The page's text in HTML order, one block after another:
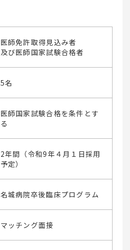
医師免許取得見込み者
及び医師国家試験合格者
5名
医師国家試験合格を条件とす
る
2年間（令和9年４月１日採用
予定）
名城病院卒後臨床プログラム
マッチング面接